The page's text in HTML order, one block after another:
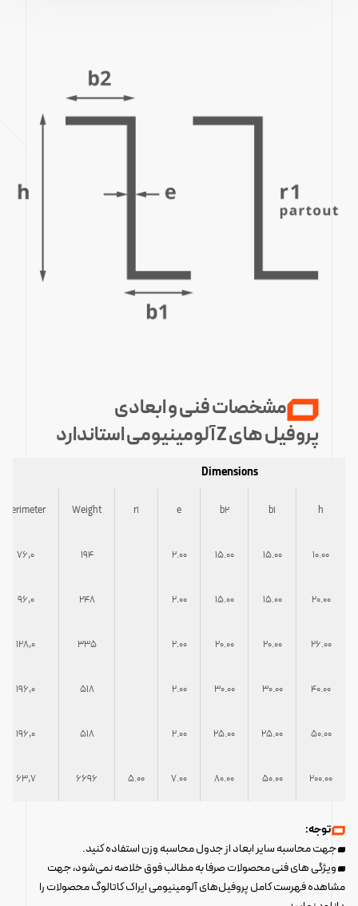
مشخصات فنی و ابعادی
پروفیل های Z آلومینیومی استاندارد
Dimensions
h
b1
b2
e
r1
Weight
Perimeter
10.00
15.00
15.00
2.00
194
76,0
20.00
15.00
15.00
2.00
248
96,0
26.00
20.00
20.00
2.00
335
128,0
40.00
30.00
30.00
2.00
518
196,0
50.00
25.00
25.00
2.00
518
196,0
200.00
50.00
80.00
7.00
5.00
6696
63,7
توجه:
جهت محاسبه سایر ابعاد از جدول محاسبه وزن استفاده کنید.
ویژگی های فنی محصولات صرفا به مطالب فوق خلاصه نمی‌شود، جهت
مشاهده فهرست کامل پروفیل‌های آلومینیومی ایراک کاتالوگ محصولات را